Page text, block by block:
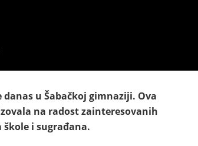
u Šabačkoj gimnaziji. Ova
na radost zainteresovanih
i sugrađana.